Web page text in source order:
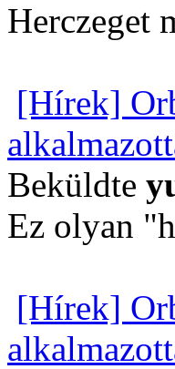
Herczeget
[Hírek]
Beküldte
Ez olyan
[Hírek]